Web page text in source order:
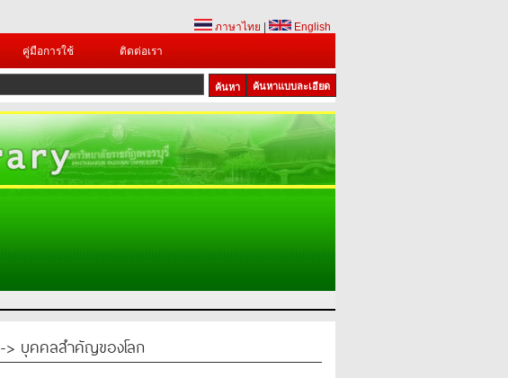
ภาษาไทย
English
คู่มือการใช้ ติดต่อเรา
ค้นหาแบบละเอียด
-> บุคคลสำคัญของโลก